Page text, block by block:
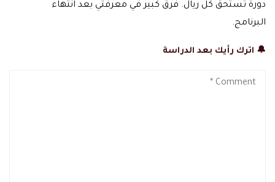
دورة تستحق كل ريال. فرق كبير في معرفتي بعد انتهاء
البرنامج.
🔔 اترك رأيك بعد الدراسة